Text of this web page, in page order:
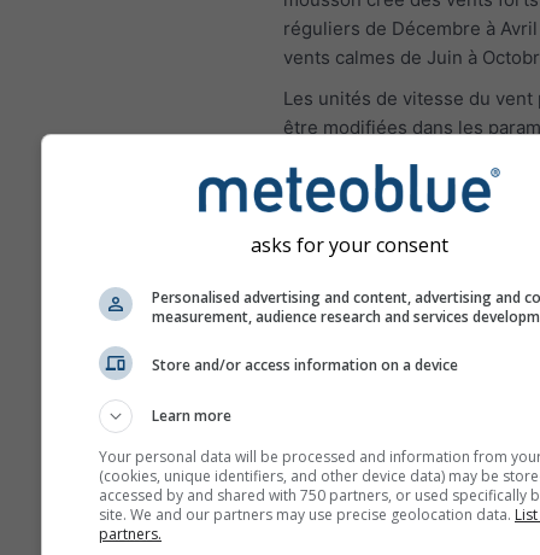
réguliers de Décembre à
vents calmes de Juin à
Les unités de vitesse du vent
être modifiées dans les
Rose des vents
asks for your consent
Personalised advertising and content, advertising and
measurement, audience research and services
Store and/or access information on a device
Learn more
Your personal data will be processed and information from
(cookies, unique identifiers, and other device data) may be
accessed by and shared with 750 partners, or used specifically
site. We and our partners may use precise geolocation data.
partners.